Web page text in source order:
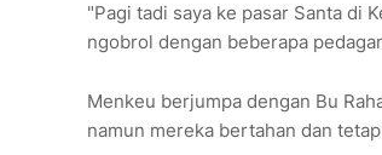
"Pagi tadi saya ke pasar Santa di
ngobrol dengan beberapa
Menkeu berjumpa dengan Bu
namun mereka bertahan dan